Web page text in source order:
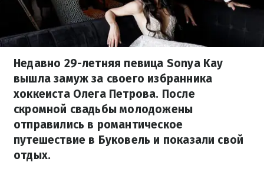
Недавно 29-летняя певица Sonya Kay
вышла замуж за своего избранника
хоккеиста Олега Петрова. После
скромной свадьбы молодожены
отправились в романтическое
путешествие в Буковель и показали свой
отдых.